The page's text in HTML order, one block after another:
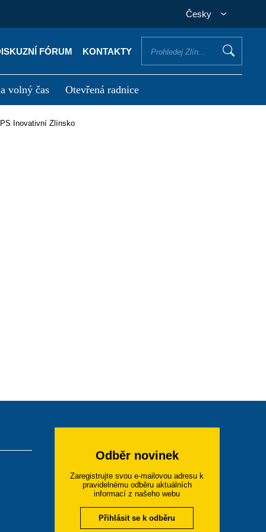
Česky
FÓRUM KONTAKTY
volný čas Otevřená radnice
vyřídit
PS Inovativní Zlínsko
Odběr novinek
Zaregistrujte svou e-mailovou adresu k
pravidelnému odběru aktuálních
informací z našeho webu
Přihlásit se k odběru